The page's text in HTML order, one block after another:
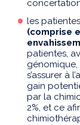
les
(comprise
patientes,
s’assurer à
gain
par la
2%, et ce